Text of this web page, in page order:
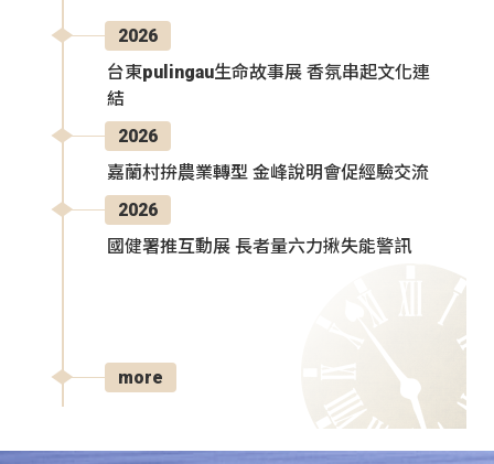
2026
台東pulingau生命故事展 香氛串起文化連
結
2026
嘉蘭村拚農業轉型 金峰說明會促經驗交流
2026
國健署推互動展 長者量六力揪失能警訊
more